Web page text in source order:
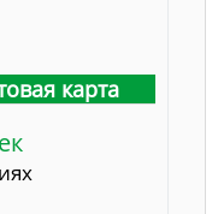
карта